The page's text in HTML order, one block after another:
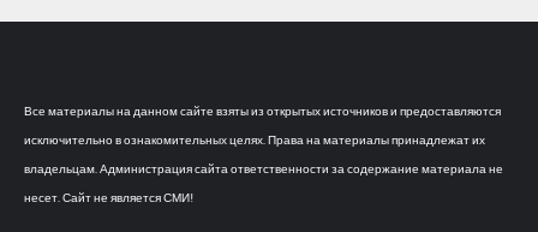
Все материалы на данном сайте взяты из открытых источников и предоставляются
исключительно в ознакомительных целях. Права на материалы принадлежат их
владельцам. Администрация сайта ответственности за содержание материала не
несет. Сайт не является СМИ!